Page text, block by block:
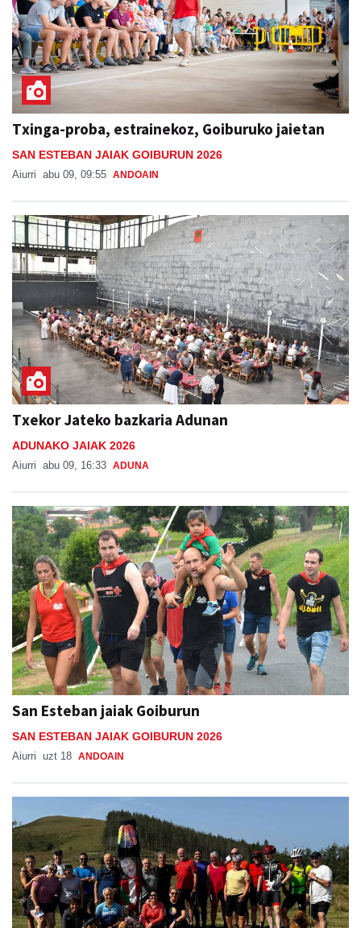
Txinga-proba, estrainekoz, Goiburuko jaietan
SAN ESTEBAN JAIAK GOIBURUN 2026
Aiurri abu 09, 09:55 ANDOAIN
Txekor Jateko bazkaria Adunan
ADUNAKO JAIAK 2026
Aiurri abu 09, 16:33 ADUNA
San Esteban jaiak Goiburun
SAN ESTEBAN JAIAK GOIBURUN 2026
Aiurri uzt 18 ANDOAIN